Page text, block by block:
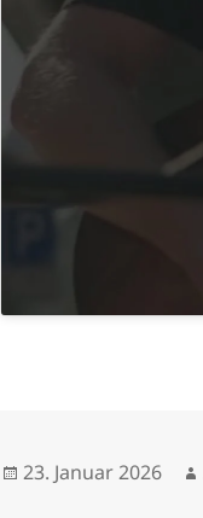
Veröffentlicht
23. Januar 2026